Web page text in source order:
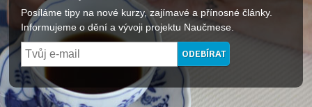
Posíláme tipy na nové kurzy, zajímavé a přínosné články.
Informujeme o dění a vývoji projektu Naučmese.